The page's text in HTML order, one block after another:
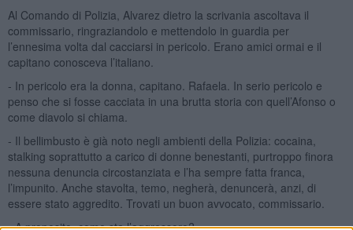
Al Comando di Polizia, Alvarez dietro la scrivania ascoltava il
commissario, ringraziandolo e mettendolo in guardia per
l’ennesima volta dal cacciarsi in pericolo. Erano amici ormai e il
capitano conosceva l’italiano.
- In pericolo era la donna, capitano. Rafaela. In serio pericolo e
penso che si fosse cacciata in una brutta storia con quell’Afonso o
come diavolo si chiama.
- Il bellimbusto è già noto negli ambienti della Polizia: cocaina,
stalking soprattutto a carico di donne benestanti, purtroppo finora
nessuna denuncia circostanziata e l’ha sempre fatta franca,
l’impunito. Anche stavolta, temo, negherà, denuncerà, anzi, di
essere stato aggredito. Trovati un buon avvocato, commissario.
- A proposito, come sta l’aggressore?